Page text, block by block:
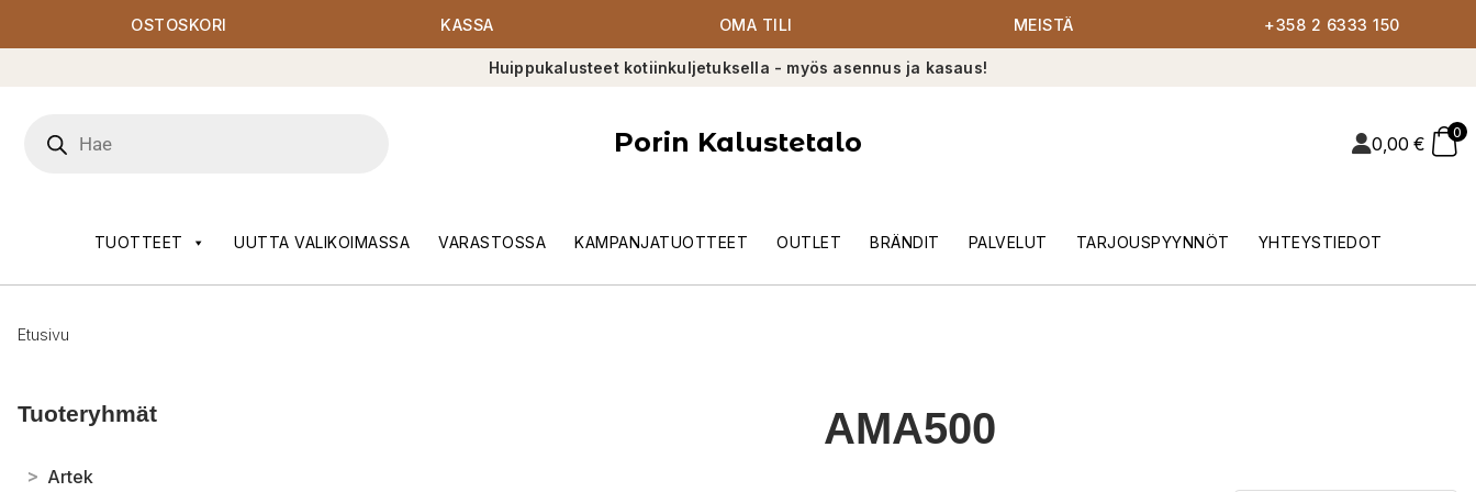
OSTOSKORI KASSA OMA TILI MEISTÄ +358 2 6333 150
Huippukalusteet kotiinkuljetuksella - myös asennus ja kasaus!
search
Porin Kalustetalo 0,00 €
0
TUOTTEET UUTTA VALIKOIMASSA VARASTOSSA KAMPANJATUOTTEET OUTLET BRÄNDIT PALVELUT TARJOUSPYYNNÖT YHTEYSTIEDOT
Etusivu
Tuoteryhmät
> Artek
AMA500